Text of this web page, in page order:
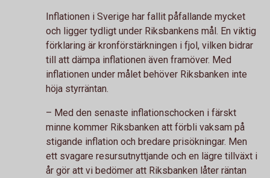
Inflationen i Sverige har fallit påfallande mycket
och ligger tydligt under Riksbankens mål. En viktig
förklaring är kronförstärkningen i fjol, vilken bidrar
till att dämpa inflationen även framöver. Med
inflationen under målet behöver Riksbanken inte
höja styrräntan.
– Med den senaste inflationschocken i färskt
minne kommer Riksbanken att förbli vaksam på
stigande inflation och bredare prisökningar. Men
ett svagare resursutnyttjande och en lägre tillväxt i
år gör att vi bedömer att Riksbanken låter räntan